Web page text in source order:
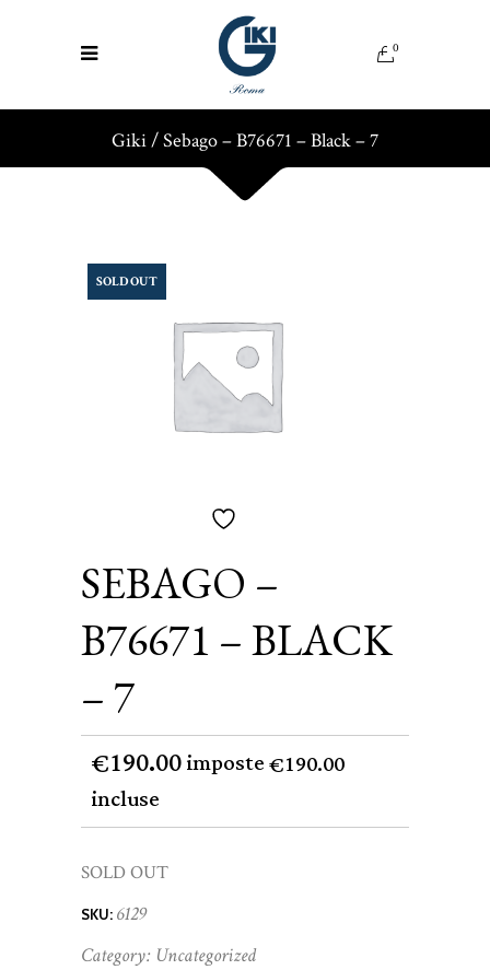
0
Giki/Sebago – B76671 – Black – 7
SOLD OUT
SEBAGO –
B76671 – BLACK
– 7
€190.00imposte€190.00
incluse
SOLD OUT
SKU: 6129
Category: Uncategorized